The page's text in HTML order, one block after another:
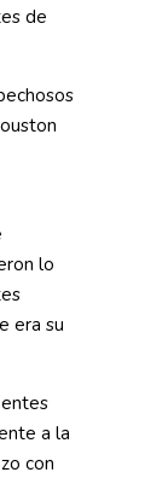
de
lo
era su
a la
con